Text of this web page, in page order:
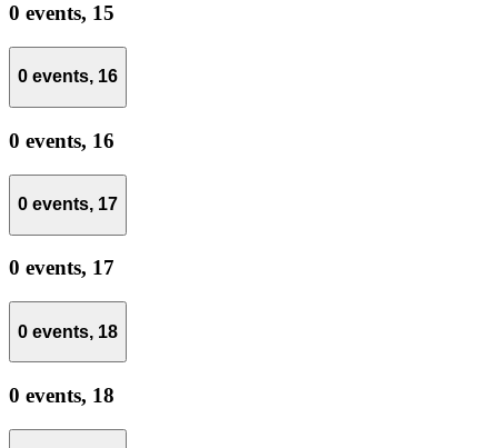
0 events, 15
0 events, 16
0 events, 16
0 events, 17
0 events, 17
0 events, 18
0 events, 18